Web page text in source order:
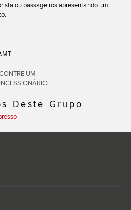
ou passageiros apresentando um
UM
Deste Grupo